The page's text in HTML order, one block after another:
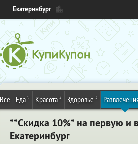
Екатеринбург
Все Еда 9 Красота 2 Здоровье 3
**Скидка 10%* на первую и
Екатеринбург